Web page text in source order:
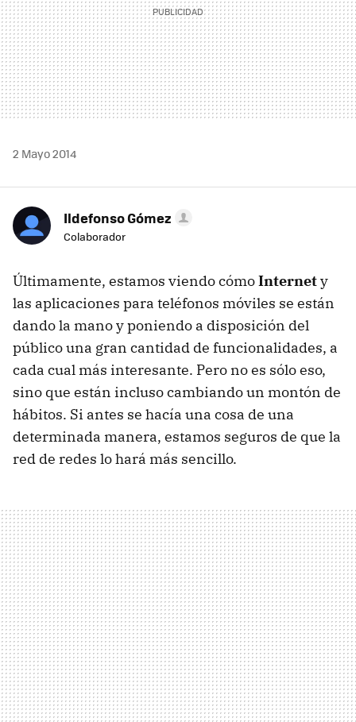
2 Mayo 2014
Ildefonso Gómez
Colaborador
Últimamente, estamos viendo cómoInternety
las aplicaciones para teléfonos móviles se están
dando la mano y poniendo a disposición del
público una gran cantidad de funcionalidades, a
cada cual más interesante. Pero no es sólo eso,
sino que están incluso cambiando un montón de
hábitos. Si antes se hacía una cosa de una
determinada manera, estamos seguros de que la
red de redes lo hará más sencillo.